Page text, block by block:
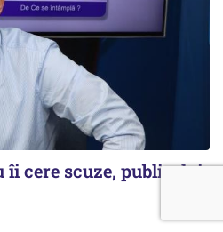
îi cere scuze, public, lui